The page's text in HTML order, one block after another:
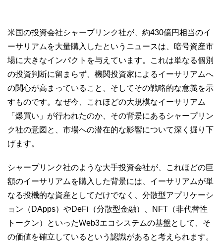
米国の投資会社シャープリンク社が、約430億円相当のイ
ーサリアムを大量購入したというニュースは、暗号資産市
場に大きなインパクトを与えています。これは単なる個別
の投資判断に留まらず、機関投資家によるイーサリアムへ
の関心が高まっていること、そしてその戦略的な意義を示
すものです。なぜ今、これほどの大規模なイーサリアム
「爆買い」が行われたのか、その背景にあるシャープリン
ク社の意図と、市場への潜在的な影響について深く掘り下
げます。
シャープリンク社のような大手投資会社が、これほどの巨
額のイーサリアムを購入した背景には、イーサリアムが単
なる投機的な資産としてだけでなく、分散型アプリケーシ
ョン（DApps）やDeFi（分散型金融）、NFT（非代替性
トークン）といったWeb3エコシステムの基盤として、そ
の価値を確立しているという認識があると考えられます。